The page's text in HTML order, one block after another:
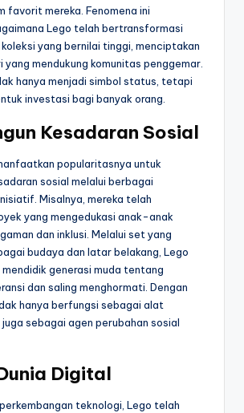
favorit mereka. Fenomena ini
Lego telah bertransformasi
yang bernilai tinggi, menciptakan
mendukung komunitas penggemar.
hanya menjadi simbol status, tetapi
investasi bagi banyak orang.
Kesadaran Sosial
popularitasnya untuk
sosial melalui berbagai
Misalnya, mereka telah
yang mengedukasi anak-anak
dan inklusi. Melalui set yang
budaya dan latar belakang, Lego
generasi muda tentang
dan saling menghormati. Dengan
hanya berfungsi sebagai alat
sebagai agen perubahan sosial
Digital
teknologi, Lego telah